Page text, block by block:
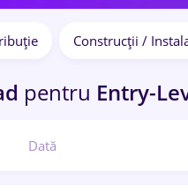
Construcții /
pentru Entry-
Dată